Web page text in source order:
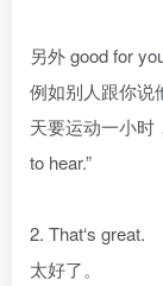
另外 good for
例如别人跟你说
天要运动一小时
to hear.”
2. That‘s great.
太好了。